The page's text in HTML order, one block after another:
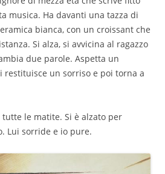
musica. Ha davanti una tazza di
bianca, con un croissant che
Si alza, si avvicina al ragazzo
due parole. Aspetta un
restituisce un sorriso e poi torna a
le matite. Si è alzato per
Lui sorride e io pure.